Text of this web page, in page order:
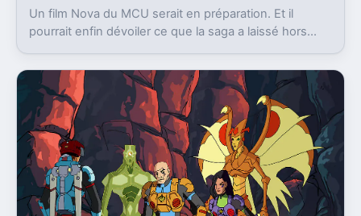
Un film Nova du MCU serait en préparation. Et il
pourrait enfin dévoiler ce que la saga a laissé hors